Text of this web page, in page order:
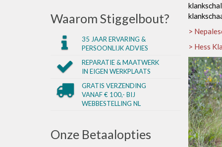
Waarom Stiggelbout?
35 JAAR ERVARING &
PERSOONLIJK ADVIES
REPARATIE & MAATWERK
IN EIGEN WERKPLAATS
GRATIS VERZENDING
VANAF € 100,- BIJ
WEBBESTELLING NL
Onze Betaalopties
>
> Hess